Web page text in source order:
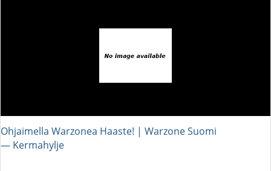
Ohjaimella Warzonea Haaste! | Warzone Suomi
― Kermahylje